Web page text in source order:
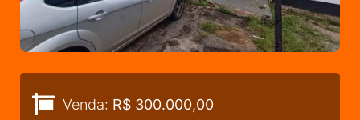
Venda: R$ 300.000,00